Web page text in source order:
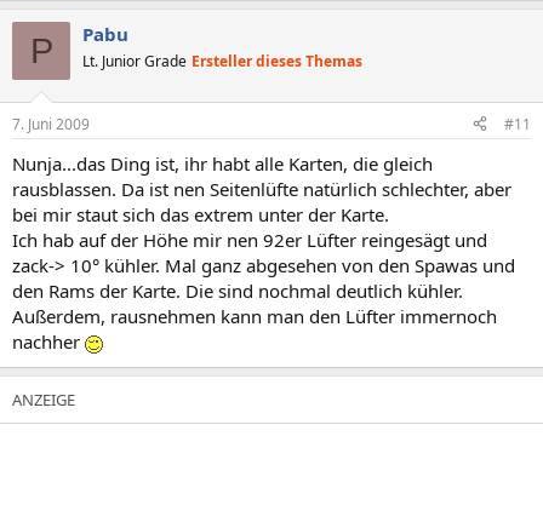
P Pabu
Lt. Junior Grade Ersteller dieses Themas
7. Juni 2009 #11
Nunja...das Ding ist, ihr habt alle Karten, die gleich
rausblassen. Da ist nen Seitenlüfte natürlich schlechter, aber
bei mir staut sich das extrem unter der Karte.
Ich hab auf der Höhe mir nen 92er Lüfter reingesägt und
zack-> 10° kühler. Mal ganz abgesehen von den Spawas und
den Rams der Karte. Die sind nochmal deutlich kühler.
Außerdem, rausnehmen kann man den Lüfter immernoch
nachher